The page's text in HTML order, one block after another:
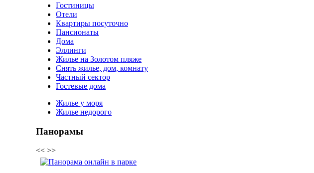
Гостиницы
Отели
Квартиры посуточно
Пансионаты
Дома
Эллинги
Жилье на Золотом пляже
Снять жилье, дом, комнату
Частный сектор
Гостевые дома
Жилье у моря
Жилье недорого
Панорамы
<< >>